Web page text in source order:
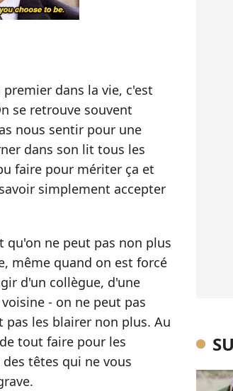
dans la vie, c'est
se retrouve souvent
nous sentir pour une
dans son lit tous les
faire pour mériter ça et
simplement accepter
qu'on ne peut pas non plus
même quand on est forcé
d'un collègue, d'une
- on ne peut pas
pas les blairer non plus. Au
tout faire pour les
têtes qui ne vous